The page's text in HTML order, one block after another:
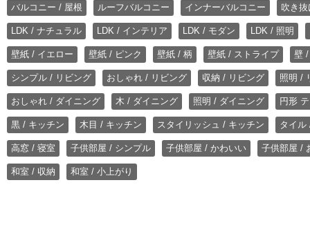
バルコニー / 屋根 ルーフバルコニー インナーバルコニー 吹き
LDK / ナチュラル LDK / インテリア LDK / モダン LDK / 照明
壁紙 / イエロー 壁紙 / ピンク 壁紙 / 柄 壁紙 / ストライプ 壁
シンプル / リビング おしゃれ / リビング 収納 / リビング 照明 /
おしゃれ / ダイニング 木 / ダイニング 照明 / ダイニング 円形
黒 / キッチン 木目 / キッチン スタイリッシュ / キッチン タイル
高窓 / 寝室 子供部屋 / シンプル 子供部屋 / かわいい 子供部屋 /
和室 / 収納 和室 / 小上がり